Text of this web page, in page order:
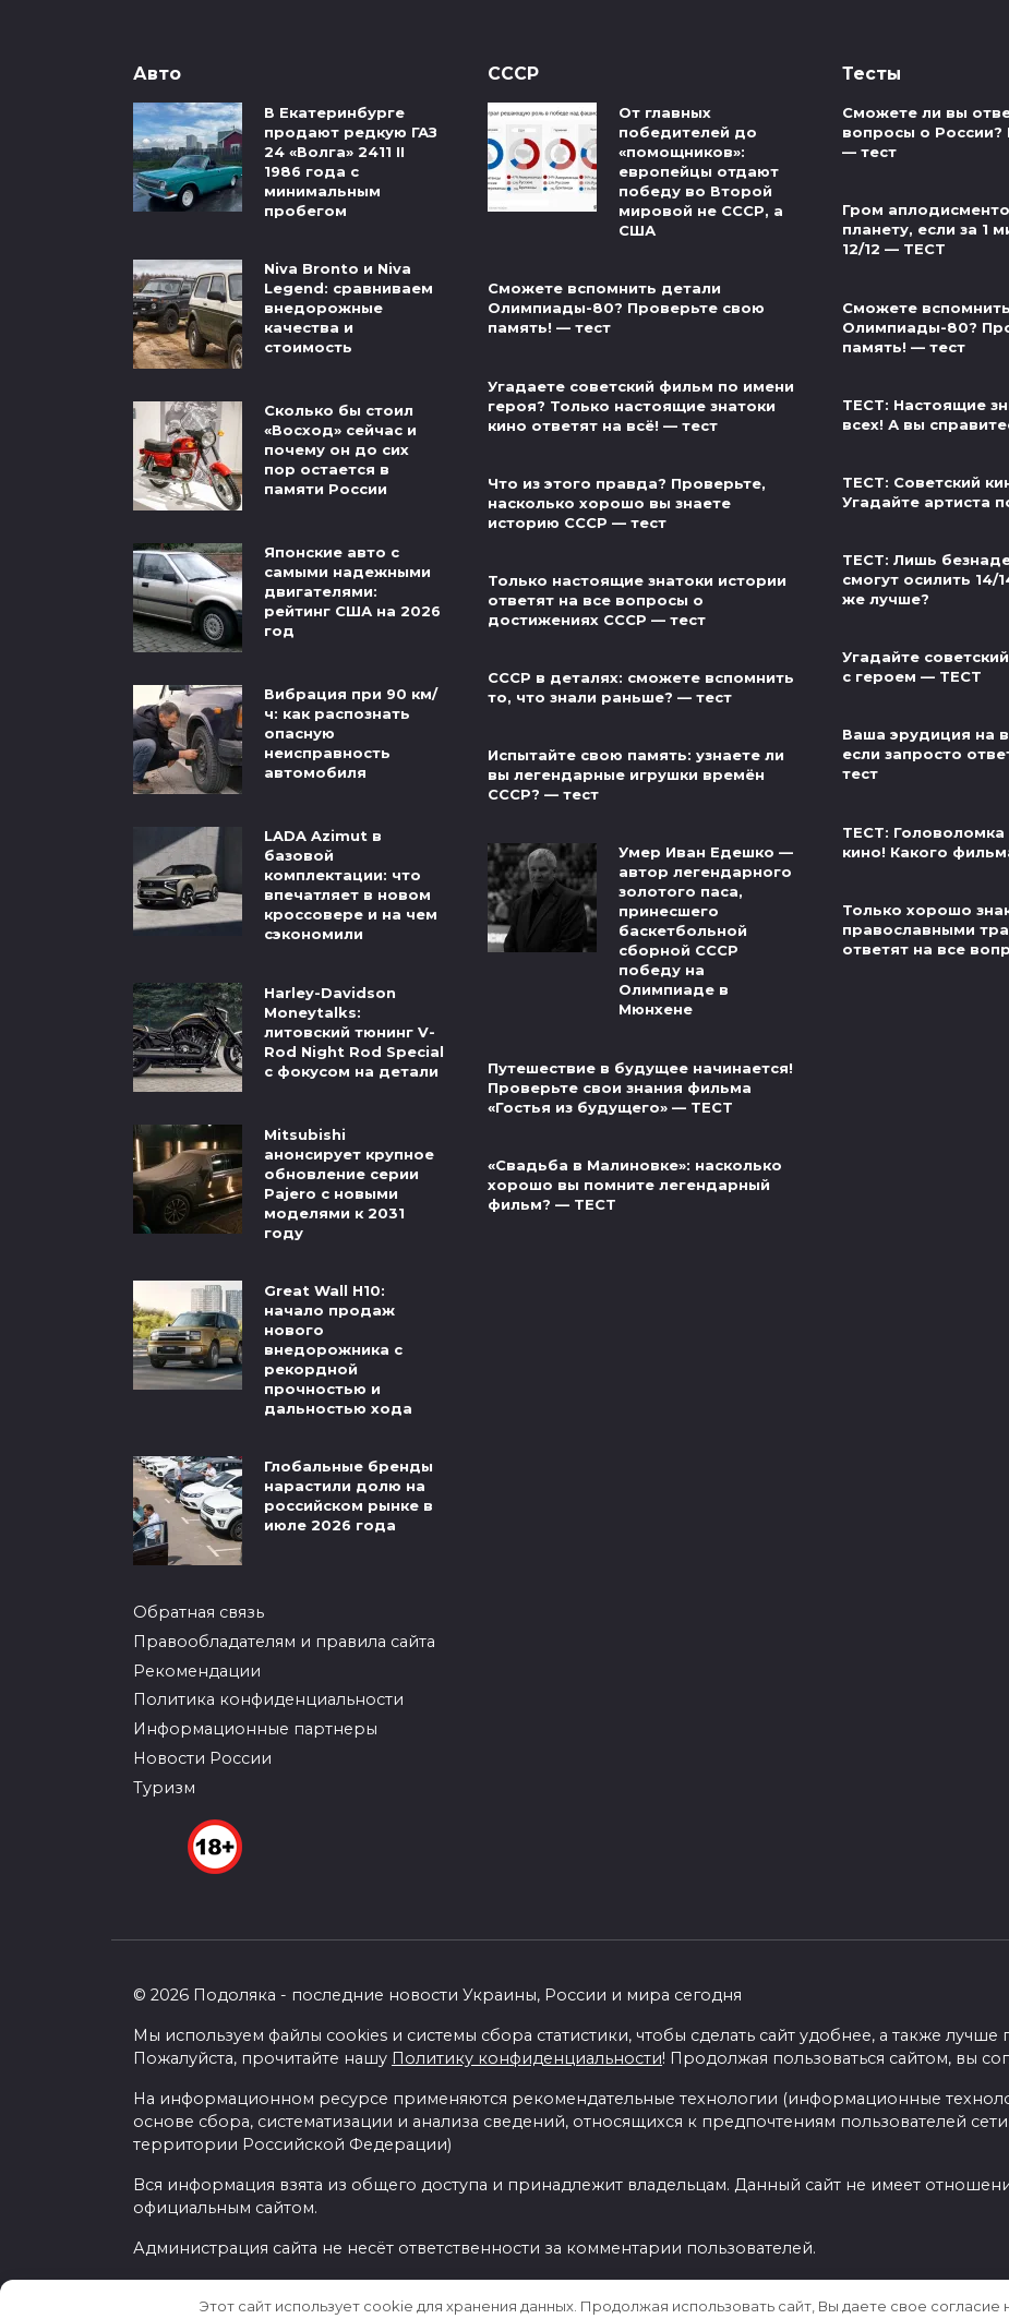
Авто
В Екатеринбурге
продают редкую ГАЗ
24 «Волга» 2411 II
1986 года с
минимальным
пробегом
Niva Bronto и Niva
Legend: сравниваем
внедорожные
качества и
стоимость
Сколько бы стоил
«Восход» сейчас и
почему он до сих
пор остается в
памяти России
Японские авто с
самыми надежными
двигателями:
рейтинг США на 2026
год
Вибрация при 90 км/
ч: как распознать
опасную
неисправность
автомобиля
LADA Azimut в
базовой
комплектации: что
впечатляет в новом
кроссовере и на чем
сэкономили
Harley-Davidson
Moneytalks:
литовский тюнинг V-
Rod Night Rod Special
с фокусом на детали
Mitsubishi
анонсирует крупное
обновление серии
Pajero с новыми
моделями к 2031
году
Great Wall H10:
начало продаж
нового
внедорожника с
рекордной
прочностью и
дальностью хода
Глобальные бренды
нарастили долю на
российском рынке в
июле 2026 года
Обратная связь
Правообладателям и правила сайта
Рекомендации
Политика конфиденциальности
Информационные партнеры
Новости России
Туризм
СССР
От главных
победителей до
«помощников»:
европейцы отдают
победу во Второй
мировой не СССР, а
США
Сможете вспомнить детали
Олимпиады-80? Проверьте свою
память! — тест
Угадаете советский фильм по имени
героя? Только настоящие знатоки
кино ответят на всё! — тест
Что из этого правда? Проверьте,
насколько хорошо вы знаете
историю СССР — тест
Только настоящие знатоки истории
ответят на все вопросы о
достижениях СССР — тест
СССР в деталях: сможете вспомнить
то, что знали раньше? — тест
Испытайте свою память: узнаете ли
вы легендарные игрушки времён
СССР? — тест
Умер Иван Едешко —
автор легендарного
золотого паса,
принесшего
баскетбольной
сборной СССР
победу на
Олимпиаде в
Мюнхене
Путешествие в будущее начинается!
Проверьте свои знания фильма
«Гостья из будущего» — ТЕСТ
«Свадьба в Малиновке»: насколько
хорошо вы помните легендарный
фильм? — ТЕСТ
Тесты
Сможете ли вы
вопросы о России?
— тест
Гром
планету, если за 1
12/12 — ТЕСТ
Сможете
Олимпиады-80?
память! — тест
ТЕСТ: Настоящие
всех! А вы
ТЕСТ: Советский
Угадайте артиста
ТЕСТ: Лишь
смогут осилить 14/
же лучше?
Угадайте
с героем — ТЕСТ
Ваша эрудиция на
если запросто
тест
ТЕСТ:
кино! Какого
Только хорошо
православными
ответят на все
© 2026 Подоляка - последние новости Украины, России и мира сегодня
Мы используем файлы cookies и системы сбора статистики, чтобы сделать сайт удобнее, а также
Пожалуйста, прочитайте нашу Политику конфиденциальности! Продолжая пользоваться сайтом, вы
На информационном ресурсе применяются рекомендательные технологии (информационные
основе сбора, систематизации и анализа сведений, относящихся к предпочтениям пользователей
территории Российской Федерации)
Вся информация взята из общего доступа и принадлежит владельцам. Данный сайт не имеет
официальным сайтом.
Администрация сайта не несёт ответственности за комментарии пользователей.
Этот сайт использует cookie для хранения данных. Продолжая использовать сайт, Вы даете свое согласие